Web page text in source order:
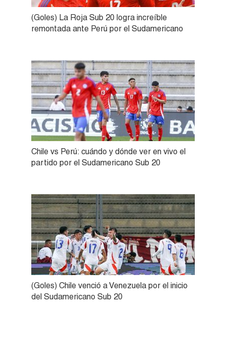
(Goles) La Roja Sub 20 logra increíble
remontada ante Perú por el Sudamericano
Chile vs Perú: cuándo y dónde ver en vivo el
partido por el Sudamericano Sub 20
(Goles) Chile venció a Venezuela por el inicio
del Sudamericano Sub 20